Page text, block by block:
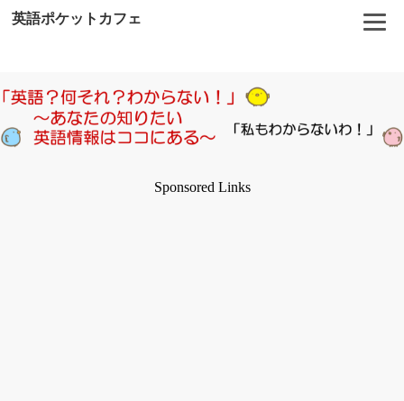
英語ポケットカフェ
Sponsored Links